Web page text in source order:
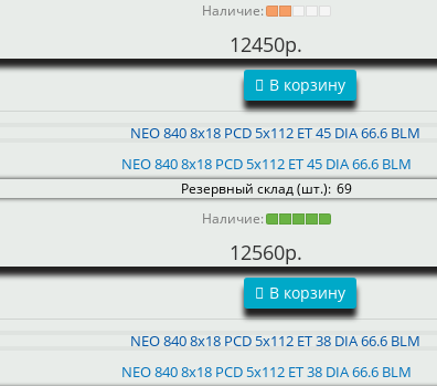
Наличие:
12450р.
В корзину
NEO 840 8x18 PCD 5x112 ET 45 DIA 66.6 BLM
Резервный склад (шт.): 69
Наличие:
12560р.
В корзину
NEO 840 8x18 PCD 5x112 ET 38 DIA 66.6 BLM